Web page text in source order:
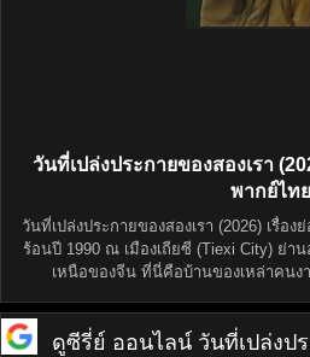
วันที่เปล่งประกายของสองเรา
พากย์ไทย
วันที่เปล่งประกายของสองเรา (2026) เรื่อ
ร้อนปี 1990 ณ เมืองเถียซี (Tiexi City) ย่า
เหนือของจีน ที่นี่คือบ้านของเหล่าคนง
ดูซีรี่ย์ ออนไลน์ วันที่เปล่งป